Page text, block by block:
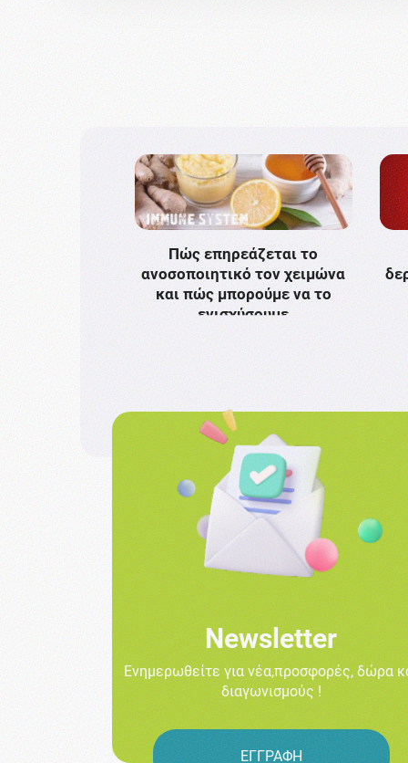
Πώς επηρεάζεται το
ανοσοποιητικό τον χειμώνα
και πώς μπορούμε να το
ενισχύσουμε
Newsletter
Ενημερωθείτε για νέα,προσφορές, δώρα
διαγωνισμούς !
ΕΓΓΡΑΦΗ